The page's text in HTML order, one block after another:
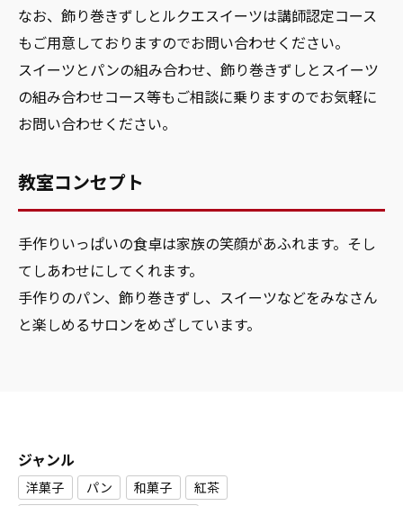
なお、飾り巻きずしとルクエスイーツは講師認定コース
もご用意しておりますのでお問い合わせください。
スイーツとパンの組み合わせ、飾り巻きずしとスイーツ
の組み合わせコース等もご相談に乗りますのでお気軽に
お問い合わせください。
教室コンセプト
手作りいっぱいの食卓は家族の笑顔があふれます。そし
てしあわせにしてくれます。
手作りのパン、飾り巻きずし、スイーツなどをみなさん
と楽しめるサロンをめざしています。
ジャンル
洋菓子 パン 和菓子
紅茶